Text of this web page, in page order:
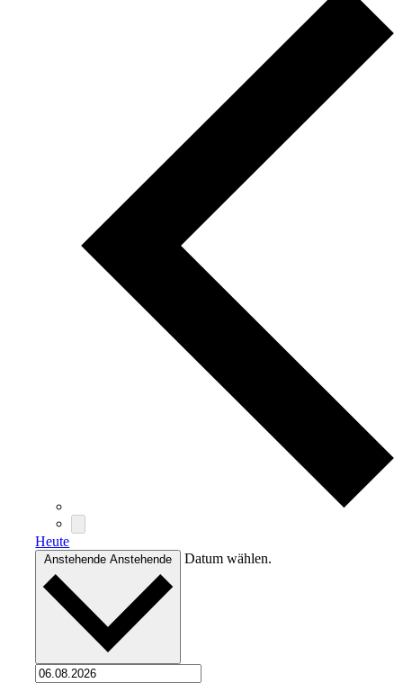
Heute
AnstehendeAnstehende Datum wählen.